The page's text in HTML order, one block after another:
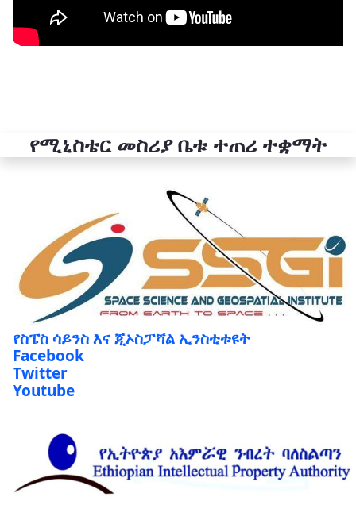
የሚኒስቴር መስሪያ ቤቱ ተጠሪ ተቋማት
የስፔስ ሳይንስ እና ጂኦስፓሻል ኢንስቲቱዩት
Facebook
Twitter
Youtube